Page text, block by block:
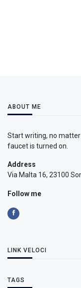
ABOUT ME
Start writing, no
faucet is turned on.
Address
Via Malta 16, 23100
Follow me
LINK VELOCI
TAGS